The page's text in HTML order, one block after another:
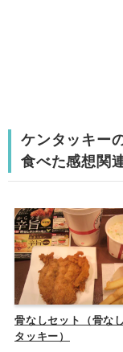
ケンタッキー
食べた感想関
骨なしセット（骨な
タッキー）